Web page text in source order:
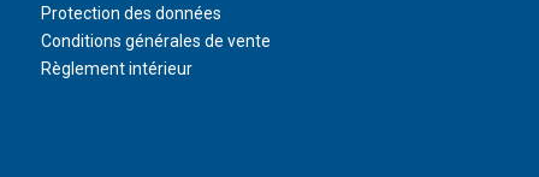
Protection des données
Conditions générales de vente
Règlement intérieur